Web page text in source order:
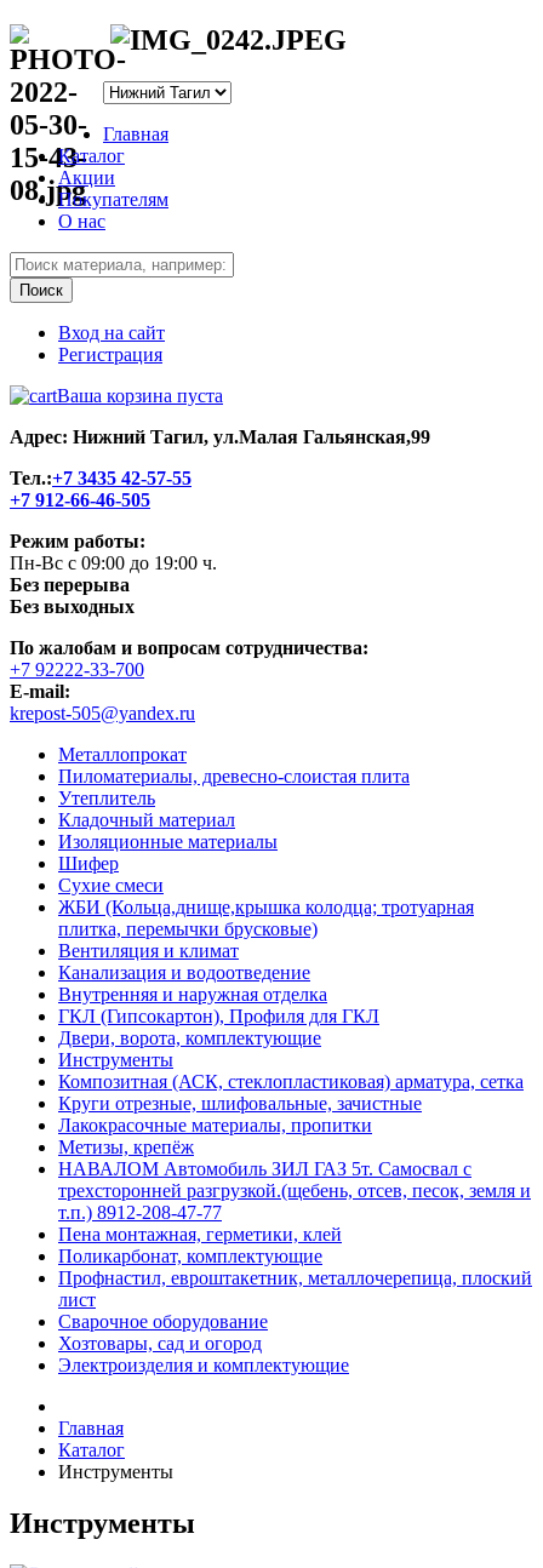
Главная
Каталог
Акции
Покупателям
О нас
Вход на сайт
Регистрация
Ваша корзина пуста
Адрес: Нижний Тагил, ул.Малая Гальянская,99
Тел.:+7 3435 42-57-55
+7 912-66-46-505
Режим работы:
Пн-Вс с 09:00 до 19:00 ч.
Без перерыва
Без выходных
По жалобам и вопросам сотрудничества:
+7 92222-33-700
E-mail:
krepost-505@yandex.ru
Металлопрокат
Пиломатериалы, древесно-слоистая плита
Утеплитель
Кладочный материал
Изоляционные материалы
Шифер
Сухие смеси
ЖБИ (Кольца,днище,крышка колодца; тротуарная
плитка, перемычки брусковые)
Вентиляция и климат
Канализация и водоотведение
Внутренняя и наружная отделка
ГКЛ (Гипсокартон), Профиля для ГКЛ
Двери, ворота, комплектующие
Инструменты
Композитная (АСК, стеклопластиковая) арматура, сетка
Круги отрезные, шлифовальные, зачистные
Лакокрасочные материалы, пропитки
Метизы, крепёж
НАВАЛОМ Автомобиль ЗИЛ ГАЗ 5т. Самосвал с
трехсторонней разгрузкой.(щебень, отсев, песок, земля и
т.п.) 8912-208-47-77
Пена монтажная, герметики, клей
Поликарбонат, комплектующие
Профнастил, евроштакетник, металлочерепица, плоский
лист
Сварочное оборудование
Хозтовары, сад и огород
Электроизделия и комплектующие
Главная
Каталог
Инструменты
Инструменты